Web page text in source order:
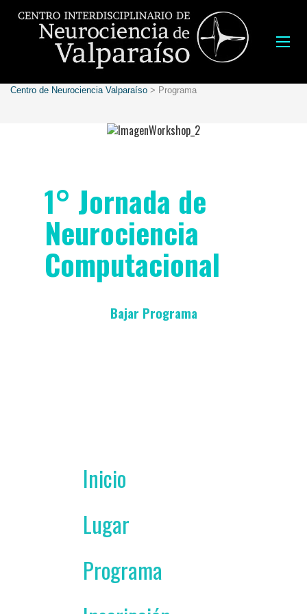
Centro de Neurociencia Valparaíso > Programa
1° Jornada de
Neurociencia
Computacional
Bajar Programa
Inicio
Lugar
Programa